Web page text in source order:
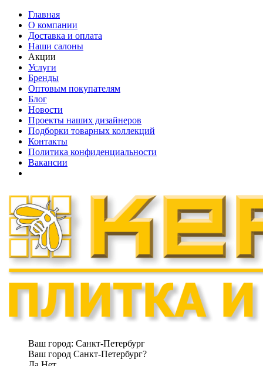
Главная
О компании
Доставка и оплата
Наши cалоны
Акции
Услуги
Бренды
Оптовым покупателям
Блог
Новости
Проекты наших дизайнеров
Подборки товарных коллекций
Контакты
Политика конфиденциальности
Вакансии
Ваш город: Санкт-Петербург
Ваш город Санкт-Петербург?